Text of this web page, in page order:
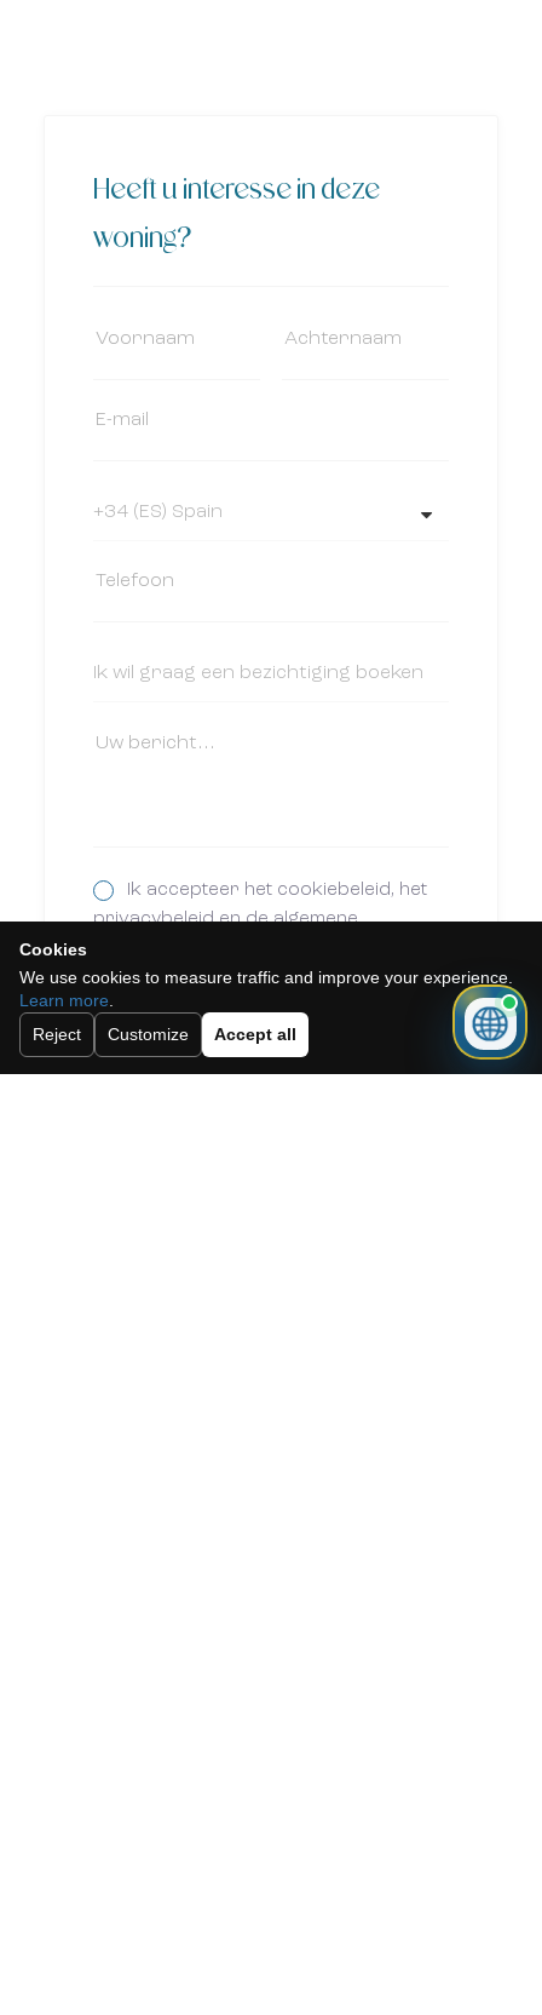
Heeft u interesse in deze
woning?
Ik accepteer het cookiebeleid, het
privacybeleid en de algemene
Cookies
We use cookies to measure traffic and improve your experience.
Learn more
Reject
Customize Accept all